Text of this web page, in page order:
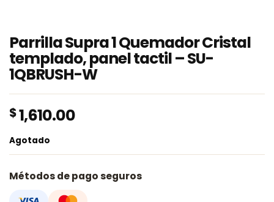
Parrilla Supra 1 Quemador Cristal
templado, panel tactil – SU-
1QBRUSH-W
$1,610.00
Agotado
Métodos de pago seguros